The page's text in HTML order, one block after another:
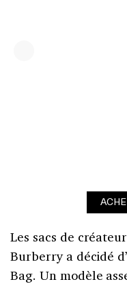
Les sacs de
Burberry a décidé
Bag. Un modèle